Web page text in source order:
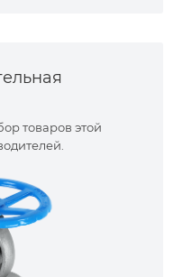
товаров этой